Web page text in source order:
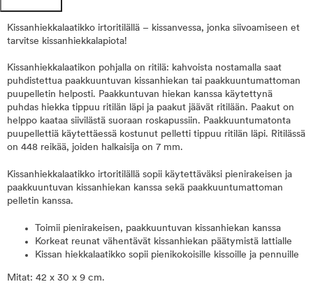
Kissanhiekkalaatikko irtoritilällä – kissanvessa, jonka siivoamiseen et
tarvitse kissanhiekkalapiota!
Kissanhiekkalaatikon pohjalla on ritilä: kahvoista nostamalla saat
puhdistettua paakkuuntuvan kissanhiekan tai paakkuuntumattoman
puupelletin helposti. Paakkuntuvan hiekan kanssa käytettynä
puhdas hiekka tippuu ritilän läpi ja paakut jäävät ritilään. Paakut on
helppo kaataa siivilästä suoraan roskapussiin. Paakkuuntumatonta
puupellettiä käytettäessä kostunut pelletti tippuu ritilän läpi. Ritilässä
on 448 reikää, joiden halkaisija on 7 mm.
Kissanhiekkalaatikko irtoritilällä sopii käytettäväksi pienirakeisen ja
paakkuuntuvan kissanhiekan kanssa sekä paakkuuntumattoman
pelletin kanssa.
Toimii pienirakeisen, paakkuuntuvan kissanhiekan kanssa
Korkeat reunat vähentävät kissanhiekan päätymistä lattialle
Kissan hiekkalaatikko sopii pienikokoisille kissoille ja pennuille
Mitat: 42 x 30 x 9 cm.